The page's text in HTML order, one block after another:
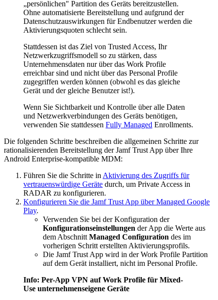
„persönlichen" Partition des Geräts bereitzustellen.
Ohne automatisierte Bereitstellung und aufgrund der
Datenschutzauswirkungen für Endbenutzer werden die
Aktivierungsquoten schlecht sein.
Stattdessen ist das Ziel von Trusted Access, Ihr
Netzwerkzugriffsmodell so zu stärken, dass
Unternehmensdaten nur über das Work Profile
erreichbar sind und nicht über das Personal Profile
zugegriffen werden können (obwohl es das gleiche
Gerät und der gleiche Benutzer ist!).
Wenn Sie Sichtbarkeit und Kontrolle über alle Daten
und Netzwerkverbindungen des Geräts benötigen,
verwenden Sie stattdessen Fully Managed Enrollments.
Die folgenden Schritte beschreiben die allgemeinen Schritte zur
rationalisierenden Bereitstellung der Jamf Trust App über Ihre
Android Enterprise-kompatible MDM:
Führen Sie die Schritte in Aktivierung des Zugriffs für
vertrauenswürdige Geräte durch, um Private Access in
RADAR zu konfigurieren.
Konfigurieren Sie die Jamf Trust App über Managed Google
Play.
Verwenden Sie bei der Konfiguration der
Konfigurationseinstellungen der App die Werte aus
dem Abschnitt Managed Configuration des im
vorherigen Schritt erstellten Aktivierungsprofils.
Die Jamf Trust App wird in der Work Profile Partition
auf dem Gerät installiert, nicht im Personal Profile.
Info: Per-App VPN auf Work Profile für Mixed-
Use unternehmenseigene Geräte